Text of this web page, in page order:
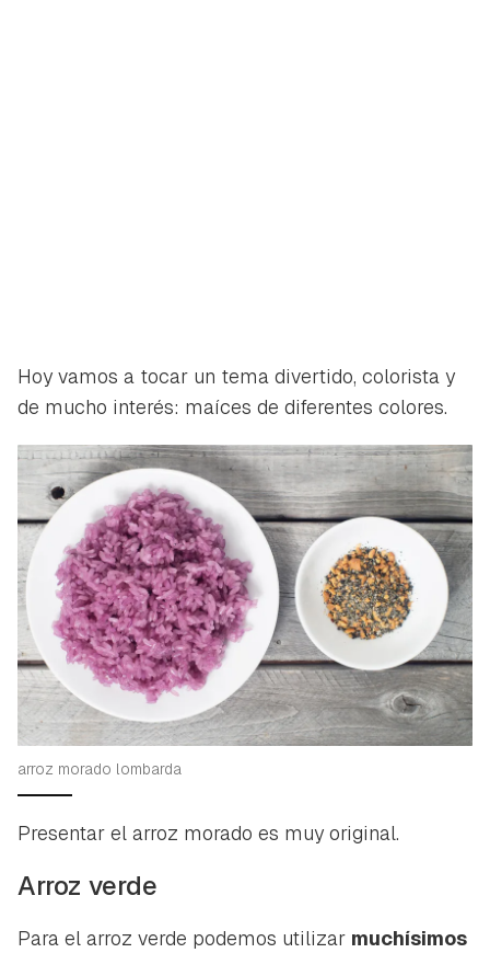
Hoy vamos a tocar un tema divertido, colorista y
de mucho interés: maíces de diferentes colores.
arroz morado lombarda
Presentar el arroz morado es muy original.
Arroz verde
Para el arroz verde podemos utilizar muchísimos